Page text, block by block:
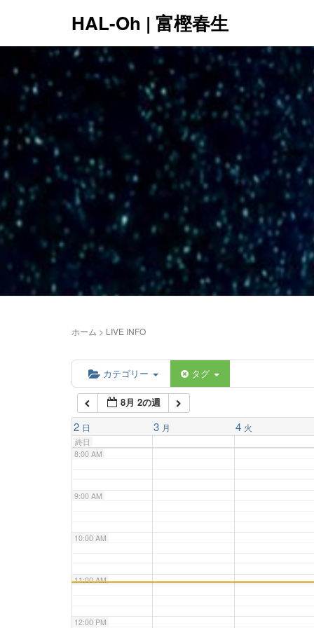
HAL-Oh | 富樫春生
ホーム > LIVE INFO
カテゴリー タグ
8月 2の週
2 日 3 月 4 火
終日
12:00 AM
1:00 AM
2:00 AM
3:00 AM
4:00 AM
5:00 AM
6:00 AM
7:00 AM
8:00 AM
9:00 AM
10:00 AM
11:00 AM
12:00 PM